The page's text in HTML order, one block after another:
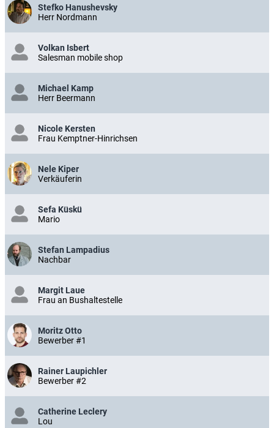
Stefko Hanushevsky
Herr Nordmann
Volkan Isbert
Salesman mobile shop
Michael Kamp
Herr Beermann
Nicole Kersten
Frau Kemptner-Hinrichsen
Nele Kiper
Verkäuferin
Sefa Küskü
Mario
Stefan Lampadius
Nachbar
Margit Laue
Frau an Bushaltestelle
Moritz Otto
Bewerber #1
Rainer Laupichler
Bewerber #2
Catherine Leclery
Lou